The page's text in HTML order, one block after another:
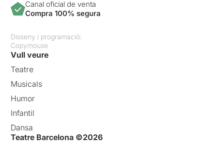
Canal oficial de venta
Compra 100% segura
Disseny i programació:
Copymouse
Vull veure
Teatre
Musicals
Humor
Infantil
Dansa
Teatre Barcelona ©2026